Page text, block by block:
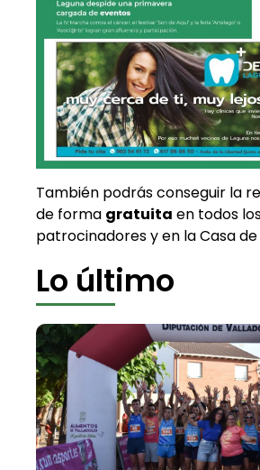
También podrás conseguir la
de forma gratuita en todos
patrocinadores y en la Casa de
Lo último